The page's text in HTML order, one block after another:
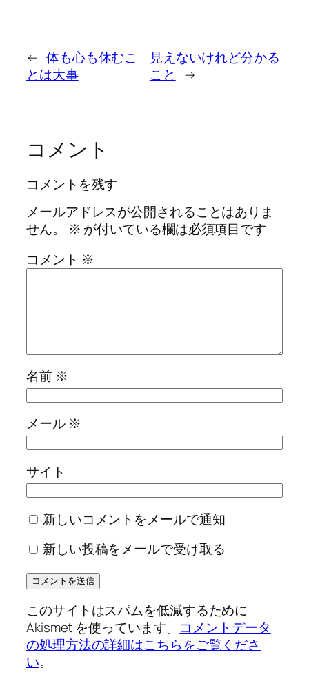
← 体も心も休むこ
とは大事
見えないけれど分かる
こと
→
コメント
コメントを残す
メールアドレスが公開されることはありま
せん。
※ が付いている欄は必須項目です
コメント ※
名前 ※
メール ※
サイト
新しいコメントをメールで通知
新しい投稿をメールで受け取る
このサイトはスパムを低減するために
Akismet を使っています。 コメントデータ
の処理方法の詳細はこちらをご覧くださ
い。